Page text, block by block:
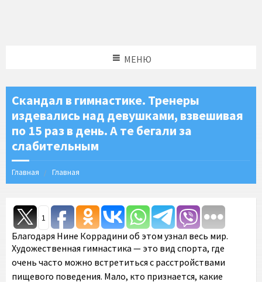
МЕНЮ
Скандал в гимнастике. Тренеры
издевались над девушками, взвешивая
по 15 раз в день. А те бегали за
слабительным
Главная Главная
1
Благодаря Нине Коррадини об этом узнал весь мир.
Художественная гимнастика — это вид спорта, где
очень часто можно встретиться с расстройствами
пищевого поведения. Мало, кто признается, какие